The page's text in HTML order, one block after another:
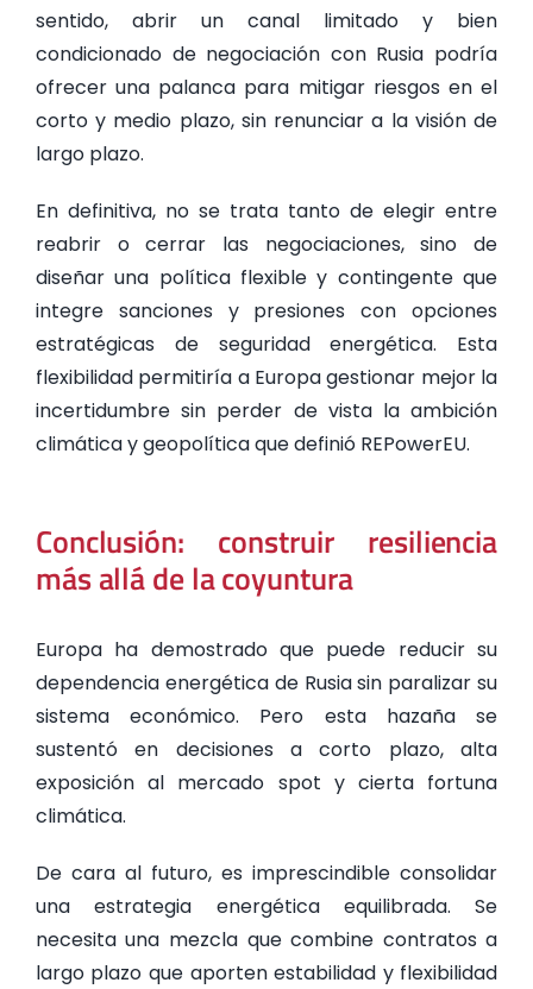
sentido, abrir un canal limitado y bien
condicionado de negociación con Rusia podría
ofrecer una palanca para mitigar riesgos en el
corto y medio plazo, sin renunciar a la visión de
largo plazo.
En definitiva, no se trata tanto de elegir entre
reabrir o cerrar las negociaciones, sino de
diseñar una política flexible y contingente que
integre sanciones y presiones con opciones
estratégicas de seguridad energética. Esta
flexibilidad permitiría a Europa gestionar mejor la
incertidumbre sin perder de vista la ambición
climática y geopolítica que definió REPowerEU.
Conclusión: construir resiliencia
más allá de la coyuntura
Europa ha demostrado que puede reducir su
dependencia energética de Rusia sin paralizar su
sistema económico. Pero esta hazaña se
sustentó en decisiones a corto plazo, alta
exposición al mercado spot y cierta fortuna
climática.
De cara al futuro, es imprescindible consolidar
una estrategia energética equilibrada. Se
necesita una mezcla que combine contratos a
largo plazo que aporten estabilidad y flexibilidad